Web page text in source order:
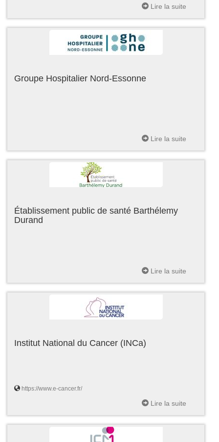
Lire la suite
Groupe Hospitalier Nord-Essonne
Lire la suite
Établissement public de santé Barthélemy
Durand
Lire la suite
Institut National du Cancer (INCa)
https://www.e-cancer.fr/
Lire la suite